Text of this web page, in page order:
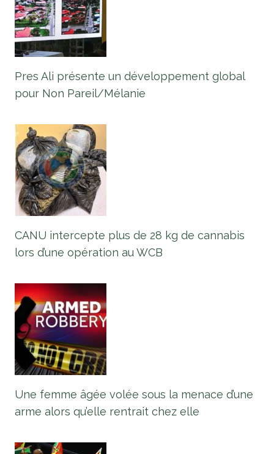
Pres Ali présente un développement global
pour Non Pareil/Mélanie
CANU intercepte plus de 28 kg de cannabis
lors d’une opération au WCB
Une femme âgée volée sous la menace d’une
arme alors qu’elle rentrait chez elle